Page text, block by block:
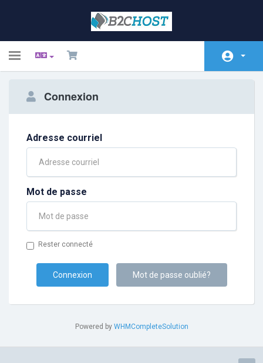
Toggle
Enregistrer
Actualités
Base de connaissances
Connexion
Adresse courriel
Mot de passe
Rester connecté
Mot de passe oublié?
Powered by WHMCompleteSolution